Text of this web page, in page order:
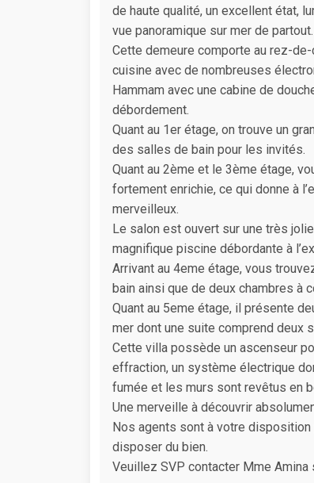
de haute qualité, un excellent état,
vue panoramique sur mer de partout.
Cette demeure comporte au rez-
cuisine avec de nombreuses
Hammam avec une cabine de
débordement.
Quant au 1er étage, on trouve un
des salles de bain pour les invités.
Quant au 2ème et le 3ème étage,
fortement enrichie, ce qui donne à
merveilleux.
Le salon est ouvert sur une très
magnifique piscine débordante à
Arrivant au 4eme étage, vous
bain ainsi que de deux chambres à
Quant au 5eme étage, il présente
mer dont une suite comprend deux
Cette villa possède un ascenseur
effraction, un système électrique
fumée et les murs sont revêtus en
Une merveille à découvrir
Nos agents sont à votre
disposer du bien.
Veuillez SVP contacter Mme